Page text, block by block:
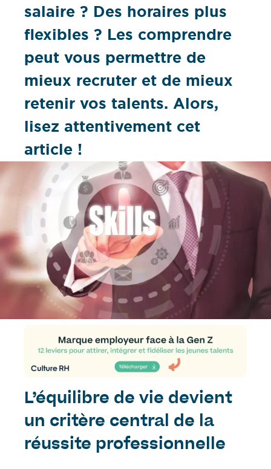
salaire ? Des horaires plus
flexibles ? Les comprendre
peut vous permettre de
mieux recruter et de mieux
retenir vos talents. Alors,
lisez attentivement cet
article !
L’équilibre de vie devient
un critère central de la
réussite professionnelle